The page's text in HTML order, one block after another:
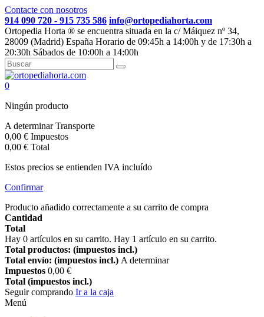
Contacte con nosotros
914 090 720 - 915 735 586 info@ortopediahorta.com
Ortopedia Horta ® se encuentra situada en la c/ Máiquez nº 34,
28009 (Madrid) España Horario de 09:45h a 14:00h y de 17:30h a
20:30h Sábados de 10:00h a 14:00h
0
Ningún producto
A determinarTransporte
0,00 € Impuestos
0,00 € Total
Estos precios se entienden IVA incluído
Confirmar
Producto añadido correctamente a su carrito de compra
Cantidad
Total
Hay 0 artículos en su carrito. Hay 1 artículo en su carrito.
Total productos: (impuestos incl.)
Total envío: (impuestos incl.) A determinar
Impuestos 0,00 €
Total (impuestos incl.)
Seguir comprando Ir a la caja
Menú